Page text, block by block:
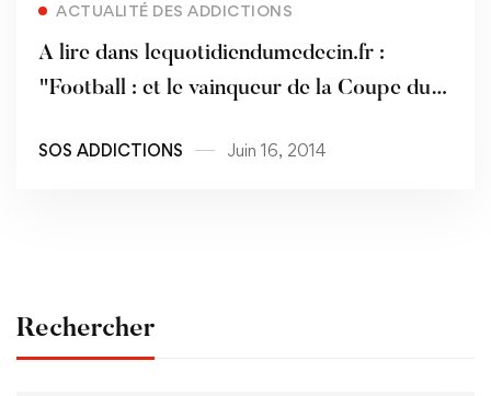
ACTUALITÉ DES ADDICTIONS
A lire dans lequotidiendumedecin.fr :
"Football : et le vainqueur de la Coupe du
SOS ADDICTIONS Juin 16, 2014
Rechercher